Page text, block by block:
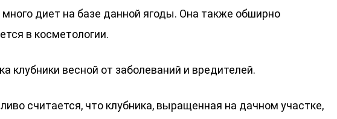
диет на базе данной ягоды. Она также обширно
в косметологии.
клубники весной от заболеваний и вредителей.
считается, что клубника, выращенная на дачном участке,